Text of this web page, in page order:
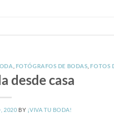
FOTÓGRAFOS DE BODAS ,FOTOS
desde casa
2020 BY ¡VIVA TU BODA!